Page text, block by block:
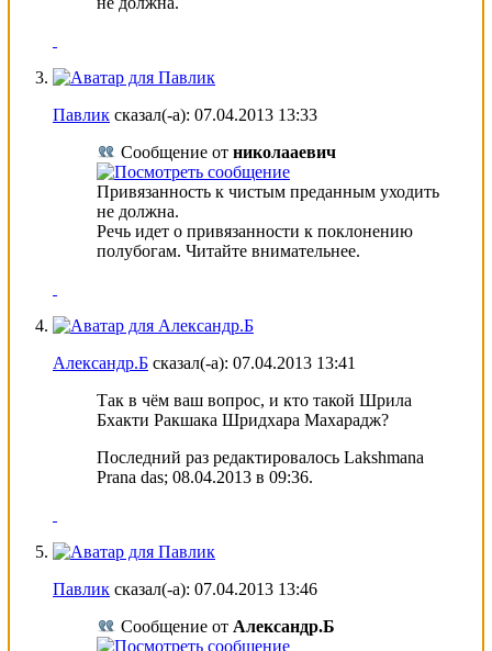
Павлик сказал(-а): 07.04.2013 13:33
Сообщение от николааевич
Привязанность к чистым преданным уходить
не должна.
Речь идет о привязанности к поклонению
полубогам. Читайте внимательнее.
Александр.Б сказал(-а): 07.04.2013 13:41
Так в чём ваш вопрос, и кто такой Шрила
Бхакти Ракшака Шридхара Махарадж?
Последний раз редактировалось Lakshmana
Prana das; 08.04.2013 в 09:36.
Павлик сказал(-а): 07.04.2013 13:46
Сообщение от Александр.Б